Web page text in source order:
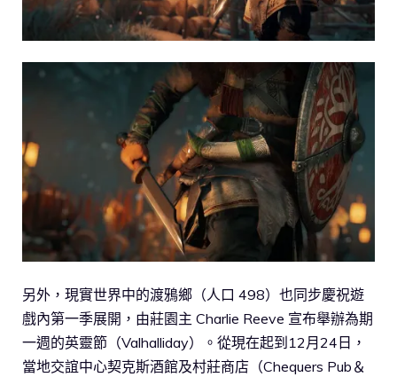
另外，現實世界中的渡鴉鄉（人口 498）也同步慶祝遊
戲內第一季展開，由莊園主 Charlie Reeve 宣布舉辦為期
一週的英靈節（Valhalliday）。從現在起到12月24日，
當地交誼中心契克斯酒館及村莊商店（Chequers Pub＆